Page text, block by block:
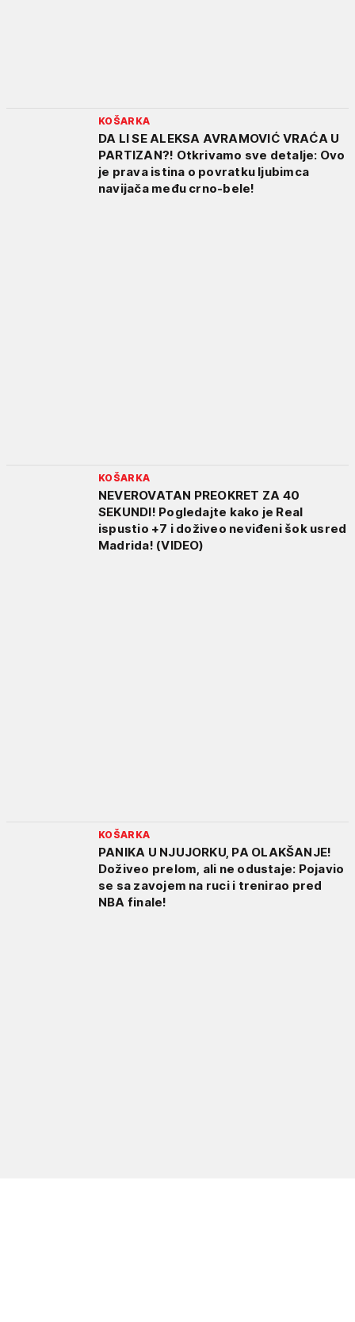
KOŠARKA
DA LI SE ALEKSA AVRAMOVIĆ VRAĆA U
PARTIZAN?! Otkrivamo sve detalje: Ovo
je prava istina o povratku ljubimca
navijača među crno-bele!
KOŠARKA
NEVEROVATAN PREOKRET ZA 40
SEKUNDI! Pogledajte kako je Real
ispustio +7 i doživeo neviđeni šok usred
Madrida! (VIDEO)
KOŠARKA
PANIKA U NJUJORKU, PA OLAKŠANJE!
Doživeo prelom, ali ne odustaje: Pojavio
se sa zavojem na ruci i trenirao pred
NBA finale!